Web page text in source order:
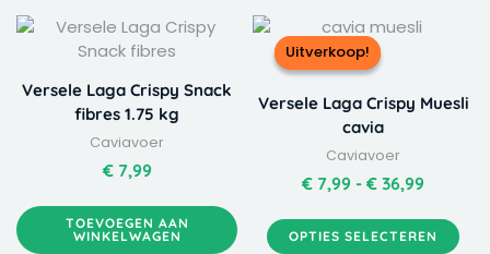
Versele Laga Crispy Snack
fibres 1.75 kg
Caviavoer
€7,99
TOEVOEGEN AAN
WINKELWAGEN
Uitverkoop!
Uitverkoop!
Versele Laga Crispy Muesli
cavia
Caviavoer
€ 7,99 - € 36,99
€ 36,99
OPTIES SELECTEREN
Dit
product
heeft
meerdere
variaties.
kan
gekozen
worden